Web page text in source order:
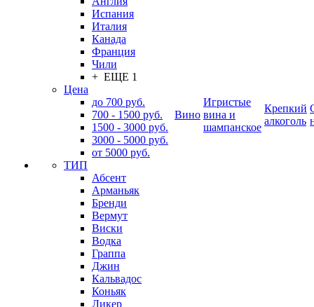
Испания
Италия
Канада
Франция
Чили
+ ЕЩЕ 1
Цена
до 700 руб.
700 - 1500 руб.
1500 - 3000 руб.
3000 - 5000 руб.
от 5000 руб.
ТИП
Абсент
Арманьяк
Бренди
Вермут
Виски
Водка
Граппа
Джин
Кальвадос
Коньяк
Ликер
Вино
Игристые
вина и
шампанское
Крепкий
алкоголь